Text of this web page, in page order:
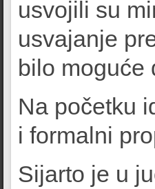
usvojili su
usvajanje
bilo moguće
Na početku
i formalni
Sijarto je u